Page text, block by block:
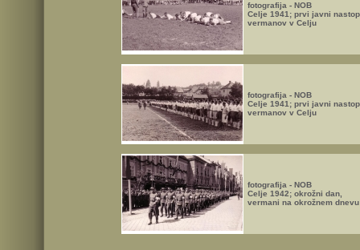
fotografija - NOB
Celje 1941; prvi javni nastop
vermanov v Celju
fotografija - NOB
Celje 1941; prvi javni nastop
vermanov v Celju
fotografija - NOB
Celje 1942; okrožni dan,
vermani na okrožnem dnevu